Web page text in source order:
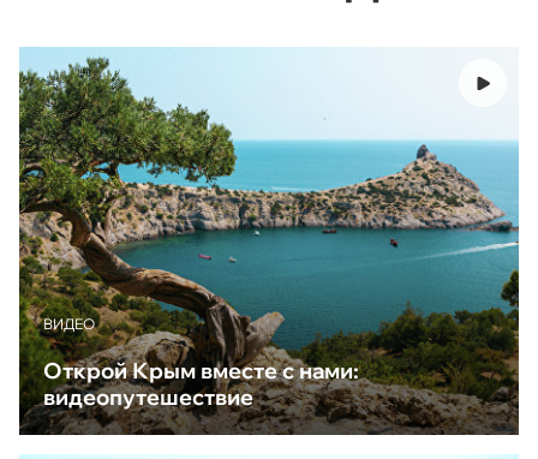
ВИДЕО
Открой Крым вместе с нами:
видеопутешествие